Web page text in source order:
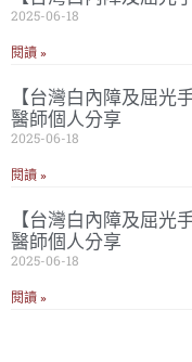
2025-06-18
閱讀 »
【台灣白內障及屈光
醫師個人分享
2025-06-18
閱讀 »
【台灣白內障及屈光
醫師個人分享
2025-06-18
閱讀 »